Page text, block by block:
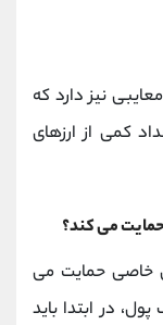
نیز دارد که
کمی از ارزهای
دیجیتالی خاصی حمایت می
در ابتدا باید